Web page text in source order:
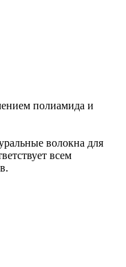
полиамида и
волокна для
всем